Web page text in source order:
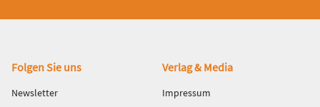
Fußbereich
Folgen Sie uns
Newsletter
Verlag & Media
Impressum